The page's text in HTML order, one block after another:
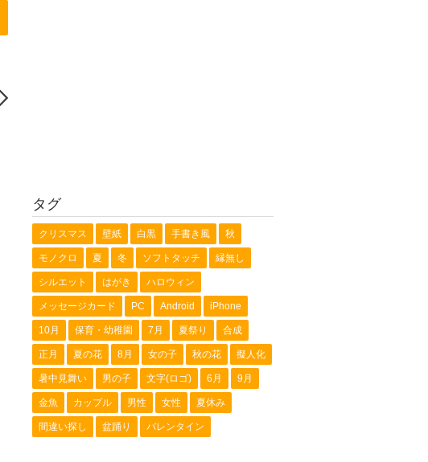
タグ
クリスマス 壁紙 白黒 手書き風 秋
モノクロ 夏 冬 ソフトタッチ 縁無し
シルエット はがき ハロウィン
メッセージカード PC Android iPhone
10月 保育・幼稚園 7月 夏祭り 合成
正月 夏の花 8月 女の子 秋の花 擬人化
暑中見舞い 男の子 文字(ロゴ) 6月 9月
金魚 カップル 男性 女性 夏休み
間違い探し 盆踊り バレンタイン